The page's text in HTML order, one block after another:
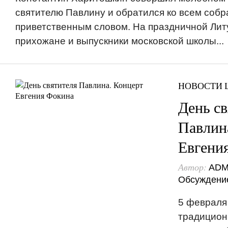
святителю Павлину и обратился ко всем
приветственным словом. На праздничной
прихожане и выпускники московской школы...
НОВОСТИ
День
Автор:
5 февраля